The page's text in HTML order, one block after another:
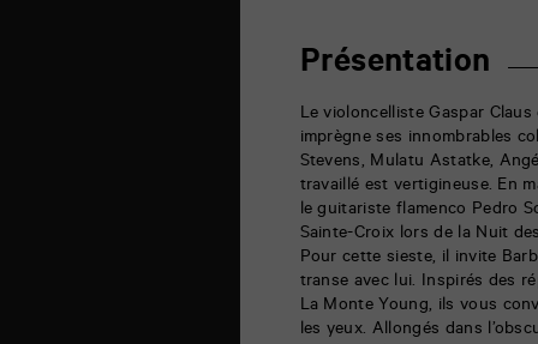
Présentation
Le violoncelliste Gaspar
imprègne ses innombrables
Stevens, Mulatu Astatke,
travaillé est vertigineuse. En
le guitariste flamenco Pedro
Sainte-Croix lors de la Nuit
Pour cette sieste, il invite
transe avec lui. Inspirés des
La Monte Young, ils vous
les yeux. Allongés dans